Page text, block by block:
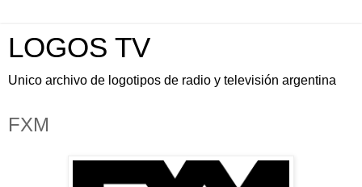
LOGOS TV
Unico archivo de logotipos de radio y televisión argentina
FXM